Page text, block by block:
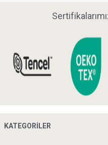
KATEGORILER